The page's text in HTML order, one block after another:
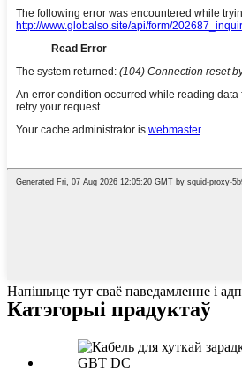
Напішыце тут сваё паведамленне і
Катэгорыі прадуктаў